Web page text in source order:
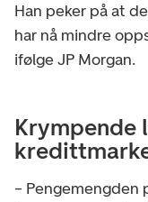
Han peker på at
har nå mindre
ifølge JP Morgan.
Krympende
– Pengemengden